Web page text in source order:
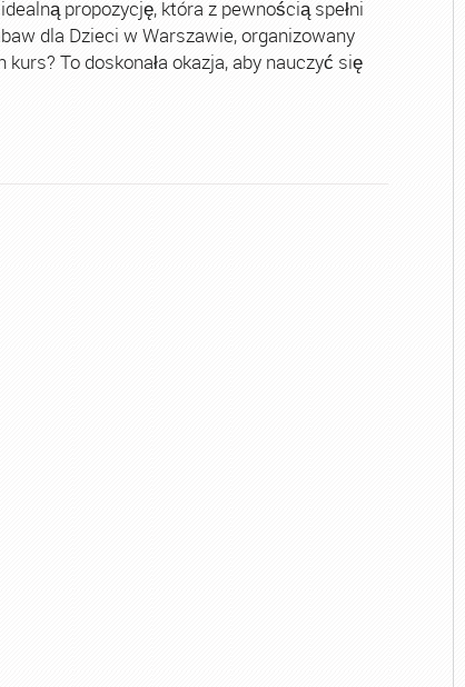
propozycję, która z pewnością spełni
dla Dzieci w Warszawie, organizowany
To doskonała okazja, aby nauczyć się